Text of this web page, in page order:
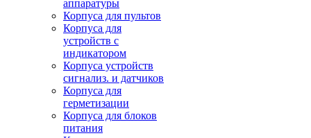
аппаратуры
Корпуса для пультов
Корпуса для
устройств с
индикатором
Корпуса устройств
сигнализ. и датчиков
Корпуса для
герметизации
Корпуса для блоков
питания